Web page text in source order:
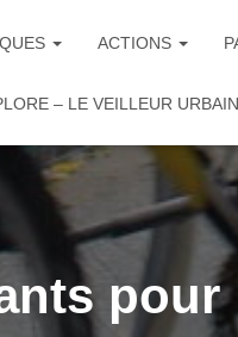
ACTIONS
– LE VEILLEUR URBAIN
pour